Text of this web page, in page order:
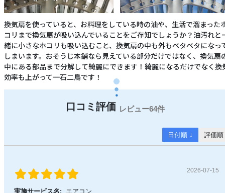
換気扇を使っていると、お料理をしている時の油や、生活で溜まった
コリまで換気扇が吸い込んでいることをご存知でしょうか？油汚れと
緒に小さなホコリも吸い込むこと、換気扇の中も外もベタベタになっ
しまいます。おそうじ本舗なら見えている部分だけではなく、換気扇
中にある部品まで分解して綺麗にできます！綺麗になるだけでなく換
効率も上がって一石二鳥です！
64件
日付順 ↓ 評価順
2026-07-15
実施サービス名:
エアコン